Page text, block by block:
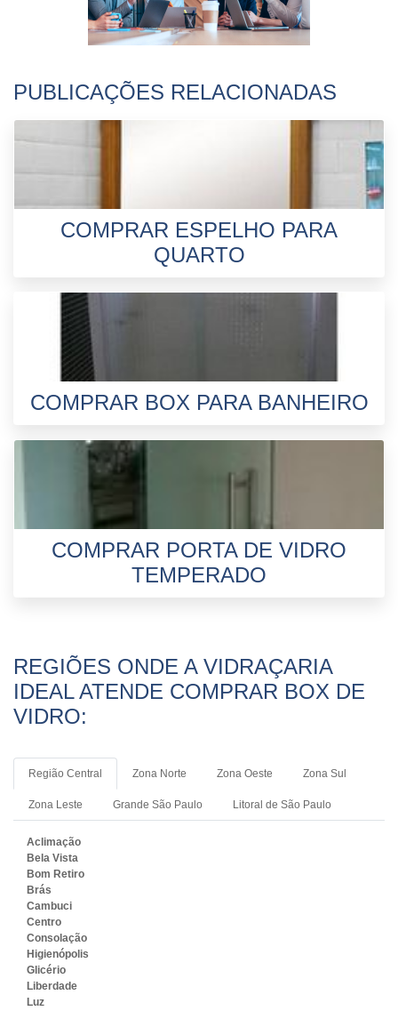
PUBLICAÇÕES RELACIONADAS
COMPRAR ESPELHO PARA
QUARTO
COMPRAR BOX PARA BANHEIRO
COMPRAR PORTA DE VIDRO
TEMPERADO
REGIÕES ONDE A VIDRAÇARIA
IDEAL ATENDE COMPRAR BOX DE
VIDRO:
Região Central Zona Norte Zona Oeste Zona Sul
Zona Leste Grande São Paulo Litoral de São Paulo
Aclimação
Bela Vista
Bom Retiro
Brás
Cambuci
Centro
Consolação
Higienópolis
Glicério
Liberdade
Luz